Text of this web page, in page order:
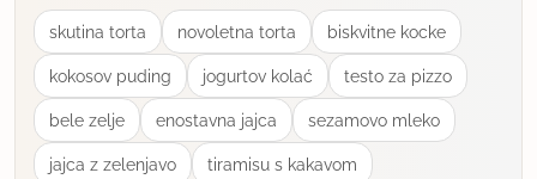
skutina torta novoletna torta biskvitne kocke
kokosov puding jogurtov kolać testo za pizzo
bele zelje enostavna jajca sezamovo mleko
jajca z zelenjavo tiramisu s kakavom